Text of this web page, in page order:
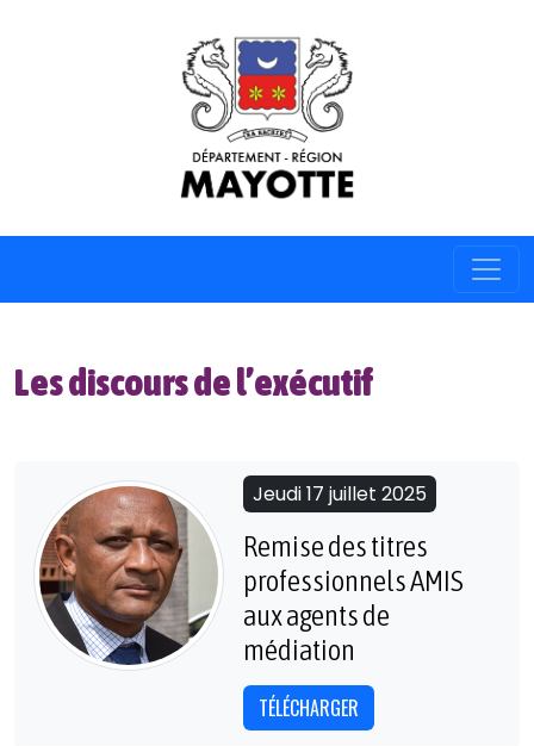
Les discours de l’exécutif
Jeudi 17 juillet 2025
Remise des titres
professionnels AMIS
aux agents de
médiation
TÉLÉCHARGER